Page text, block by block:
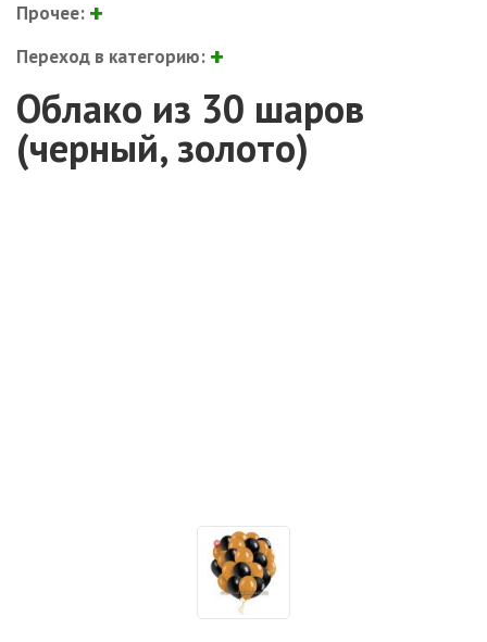
Прочее:
Переход в категорию:
Облако из 30 шаров
(черный, золото)